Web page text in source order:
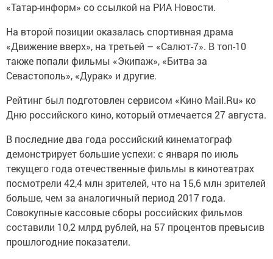
«Татар-информ» со ссылкой на РИА Новости.
На второй позиции оказалась спортивная драма
«Движение вверх», на третьей – «Салют-7». В топ-10
также попали фильмы «Экипаж», «Битва за
Севастополь», «Дурак» и другие.
Рейтинг был подготовлен сервисом «Кино Mail.Ru» ко
Дню российского кино, который отмечается 27 августа.
В последние два года российский кинематограф
демонстрирует большие успехи: с января по июль
текущего года отечественные фильмы в кинотеатрах
посмотрели 42,4 млн зрителей, что на 15,6 млн зрителей
больше, чем за аналогичный период 2017 года.
Совокупные кассовые сборы российских фильмов
составили 10,2 млрд рублей, на 57 процентов превысив
прошлогодние показатели.